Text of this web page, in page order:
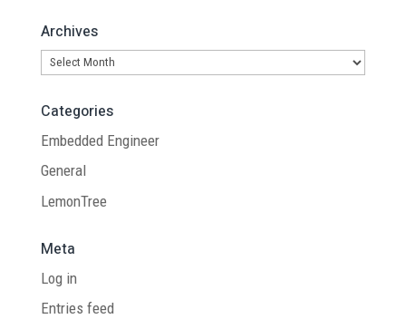
Archives
Archives
Categories
Embedded Engineer
General
LemonTree
Meta
Log in
Entries feed